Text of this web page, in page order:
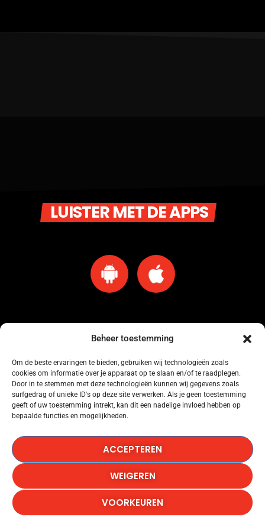
Beheer toestemming
Om de beste ervaringen te bieden, gebruiken wij technologieën zoals
cookies om informatie over je apparaat op te slaan en/of te raadplegen.
Door in te stemmen met deze technologieën kunnen wij gegevens zoals
surfgedrag of unieke ID's op deze site verwerken. Als je geen toestemming
geeft of uw toestemming intrekt, kan dit een nadelige invloed hebben op
bepaalde functies en mogelijkheden.
ACCEPTEREN
WEIGEREN
VOORKEUREN
LUISTER MET DE APPS
Omroep Amersfoort heeft een licentie voor muziekgebruik bij Buma Stemra
onder nummer: 53184845.
Omroep Amersfoort heeft een licentie voor muziekgebruik bij SENA onder
Omroep Amersfoort heeft een licentie voor het gebruik van Het Radionieuws.
Copyright © 1986-2026, Omroep Amersfoort, All Rights
Reserved